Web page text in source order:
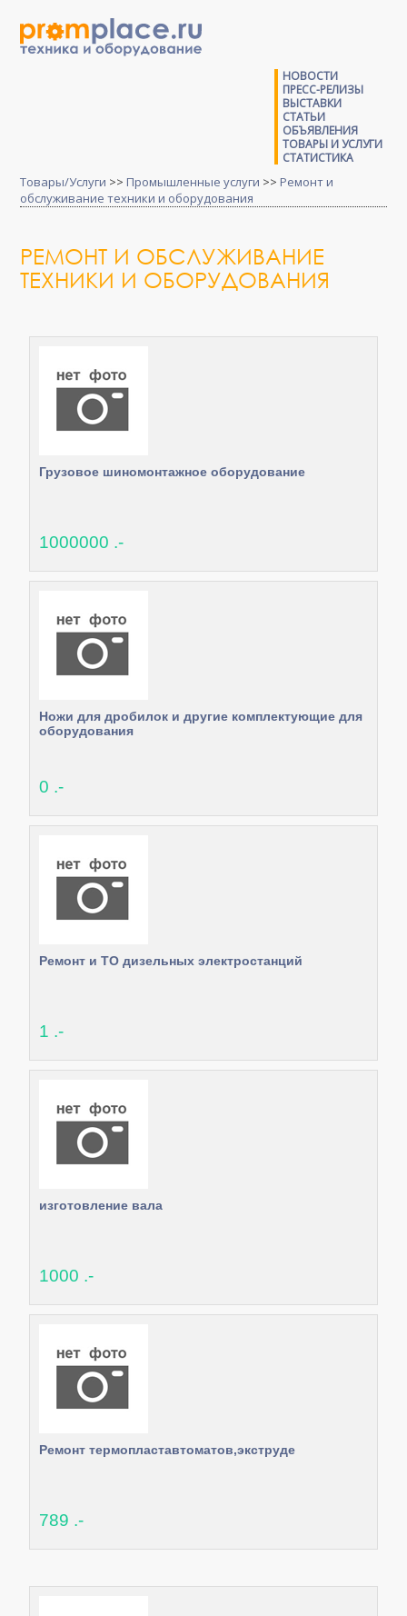
НОВОСТИ
ПРЕСС-РЕЛИЗЫ
ВЫСТАВКИ
СТАТЬИ
ОБЪЯВЛЕНИЯ
ТОВАРЫ И УСЛУГИ
СТАТИСТИКА
Товары/Услуги >> Промышленные услуги >> Ремонт и
обслуживание техники и оборудования
РЕМОНТ И ОБСЛУЖИВАНИЕ
ТЕХНИКИ И ОБОРУДОВАНИЯ
Грузовое шиномонтажное оборудование
1000000 .-
Ножи для дробилок и другие комплектующие для
оборудования
0 .-
Ремонт и ТО дизельных электростанций
1 .-
изготовление вала
1000 .-
Ремонт термопластавтоматов,экструде
789 .-